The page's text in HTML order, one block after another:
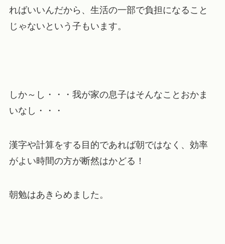
ればいいんだから、生活の一部で負担になること
じゃないという子もいます。
しか～し・・・我が家の息子はそんなことおかま
いなし・・・
漢字や計算をする目的であれば朝ではなく、効率
がよい時間の方が断然はかどる！
朝勉はあきらめました。